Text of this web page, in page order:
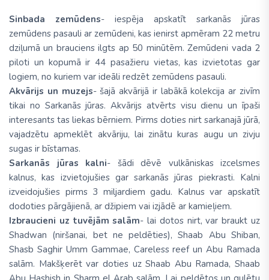
Sinbada zemūdens- iespēja apskatīt sarkanās jūras
zemūdens pasauli ar zemūdeni, kas ienirst apmēram 22 metru
dziļumā un brauciens ilgts ap 50 minūtēm. Zemūdeni vada 2
piloti un kopumā ir 44 pasažieru vietas, kas izvietotas gar
logiem, no kuriem var ideāli redzēt zemūdens pasauli.
Akvārijs un muzejs- šajā akvārijā ir labākā kolekcija ar zivīm
tikai no Sarkanās jūras. Akvārijs atvērts visu dienu un īpaši
interesants tas liekas bērniem. Pirms doties nirt sarkanajā jūrā,
vajadzētu apmeklēt akvāriju, lai zinātu kuras augu un zivju
sugas ir bīstamas.
Sarkanās jūras kalni- šādi dēvē vulkāniskas izcelsmes
kalnus, kas izvietojušies gar sarkanās jūras piekrasti. Kalni
izveidojušies pirms 3 miljardiem gadu. Kalnus var apskatīt
dodoties pārgājienā, ar džipiem vai izjādē ar kamieļiem.
Izbraucieni uz tuvējām salām- lai dotos nirt, var braukt uz
Shadwan (niršanai, bet ne peldēties), Shaab Abu Shiban,
Shasb Saghir Umm Gammae, Careless reef un Abu Ramada
salām. Makšķerēt var doties uz Shaab Abu Ramada, Shaab